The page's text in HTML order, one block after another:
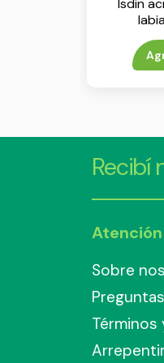
Isdin
Recibí
Sobre